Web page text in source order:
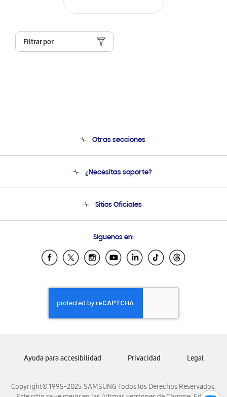
Filtrar por
Otras secciones
Soporte
Condiciones de Compra
¿Necesitas soporte?
Soporte vía eMail
Sitios Oficiales
Samsung Ecuador
Samsung El Salvador
Samsung Honduras
Samsung Nicaragua
Samsung Panamá
Samsung Venezuela
Síguenos en:
Copyright© 1995-2025 SAMSUNG Todos los Derechos Reservados.
Ayuda para accesibilidad Privacidad Legal